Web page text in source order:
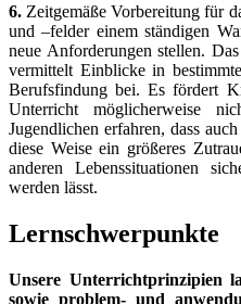
6. Zeitgemäße Vorbereitung für
und –felder einem ständigen
neue Anforderungen stellen.
vermittelt Einblicke in
Berufsfindung bei. Es fördert
Unterricht möglicherweise
Jugendlichen erfahren, dass
diese Weise ein größeres
anderen Lebenssituationen
werden lässt.
Lernschwerpunkte
Unsere Unterrichtprinzipien
sowie problem- und